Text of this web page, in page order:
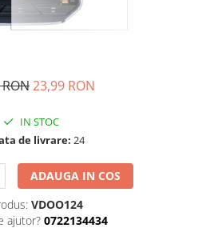
23,99 RON
IN STOC
de livrare: 24
ADAUGA IN COS
VDOO124
ajutor? 0722134434